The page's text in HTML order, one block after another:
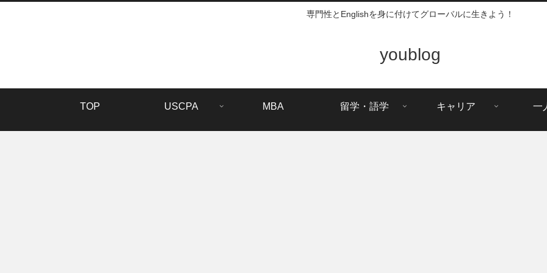
専門性とEnglishを身に付けてグローバルに生きよう！
youblog
TOP USCPA MBA 留学・語学 キャリア 一